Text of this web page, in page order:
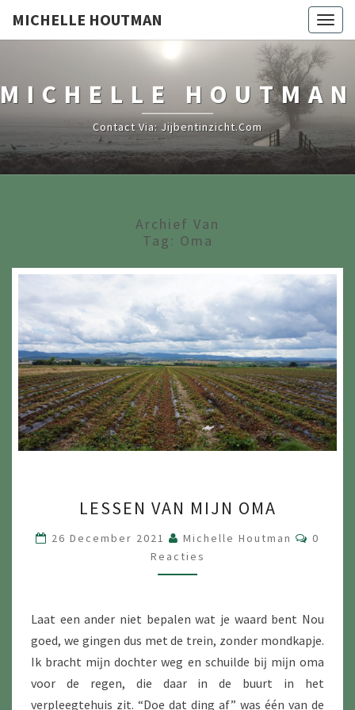
MICHELLE HOUTMAN
MICHELLE HOUTMAN
Contact Via: Jijbentinzicht.com
Archief Van
Tag: Oma
VAN
MIJN
OMA
LESSEN VAN MIJN OMA
26 December 2021 Michelle Houtman
0
Reacties
Laat een ander niet bepalen wat je waard bent Nou
goed, we gingen dus met de trein, zonder mondkapje.
Ik bracht mĳn dochter weg en schuilde bĳ mĳn oma
voor de regen, die daar in de buurt in het
verpleegtehuis zit. “Doe dat ding af” was één van de